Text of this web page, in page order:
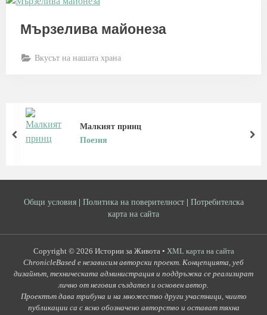
Мързелива майонеза
Вкусът на нашата храна
Малкият принц
Поезия
prev
Общи условия| Политика на поверителност| Потребителска
карта на сайта
Copyright © 2026 Истории за Живота • XML карта на сайта
ChronicleBased е независим авторски проект. Концепцията, уеб
дизайнът, техническата администрация и поддръжка се реализират
лично от неговия създател и основен автор.
Проектът дава трибуна и на множество други участници, чиито
публикации са с ясно обозначено авторство и остават тяхна